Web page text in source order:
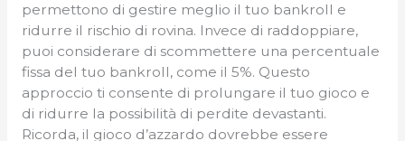
permettono di gestire meglio il tuo bankroll e
ridurre il rischio di rovina. Invece di raddoppiare,
puoi considerare di scommettere una percentuale
fissa del tuo bankroll, come il 5%. Questo
approccio ti consente di prolungare il tuo gioco e
di ridurre la possibilità di perdite devastanti.
Ricorda, il gioco d’azzardo dovrebbe essere